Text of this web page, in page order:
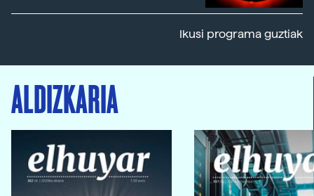
Ikusi programa guztiak
ALDIZKARIA